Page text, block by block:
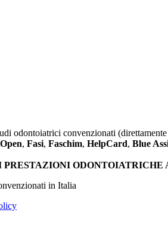
odontoiatrici convenzionati
, Fasi, Faschim, HelpCard, Blue
ODONTOIATRICHE
in Italia